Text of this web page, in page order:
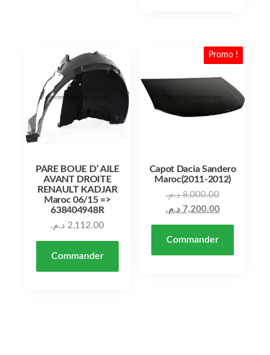
PARE BOUE D’ AILE
AVANT DROITE
RENAULT KADJAR
Maroc 06/15 =>
638404948R
2,112.00 د.م.
Commander
Promo !
Capot Dacia Sandero
Maroc(2011-2012)
8,000.00 د.م.
7,200.00 د.م.
Commander